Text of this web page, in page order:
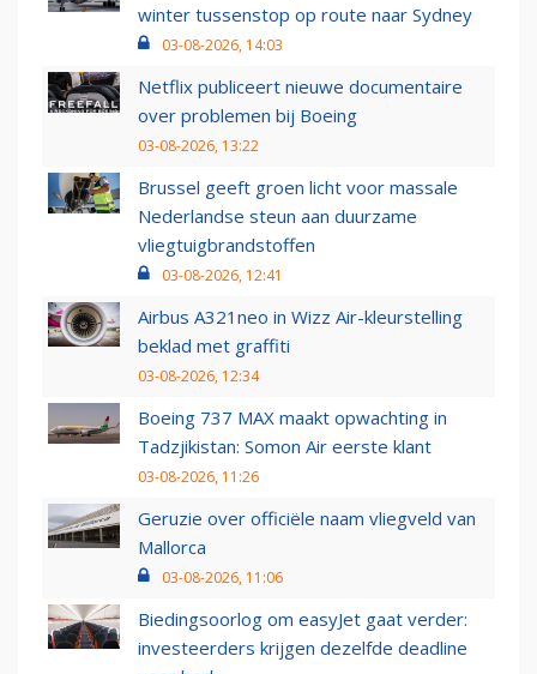
winter tussenstop op route naar Sydney
03-08-2026, 14:03
Netflix publiceert nieuwe documentaire
over problemen bij Boeing
03-08-2026, 13:22
Brussel geeft groen licht voor massale
Nederlandse steun aan duurzame
vliegtuigbrandstoffen
03-08-2026, 12:41
Airbus A321neo in Wizz Air-kleurstelling
beklad met graffiti
03-08-2026, 12:34
Boeing 737 MAX maakt opwachting in
Tadzjikistan: Somon Air eerste klant
03-08-2026, 11:26
Geruzie over officiële naam vliegveld van
Mallorca
03-08-2026, 11:06
Biedingsoorlog om easyJet gaat verder:
investeerders krijgen dezelfde deadline